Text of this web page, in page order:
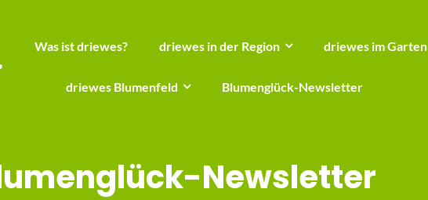
Was ist driewes? driewes in der Region driewes im Garten
driewes Blumenfeld Blumenglück-Newsletter
Newsletter